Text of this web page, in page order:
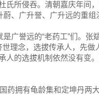
氏所侵吞。清朝嘉庆年间
、广升誉、广升远的重组
广誉远的“老药工”们。张
理念，选拔传承人，先
人的选拔机制依然没有变
药拥有龟龄集和定坤丹两